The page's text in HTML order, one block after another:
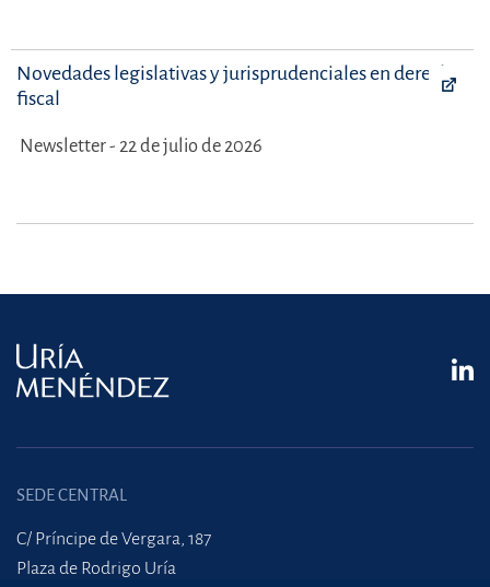
Novedades legislativas y jurisprudenciales en derecho
fiscal
Newsletter - 22 de julio de 2026
SEDE CENTRAL
C/ Príncipe de Vergara, 187
Plaza de Rodrigo Uría